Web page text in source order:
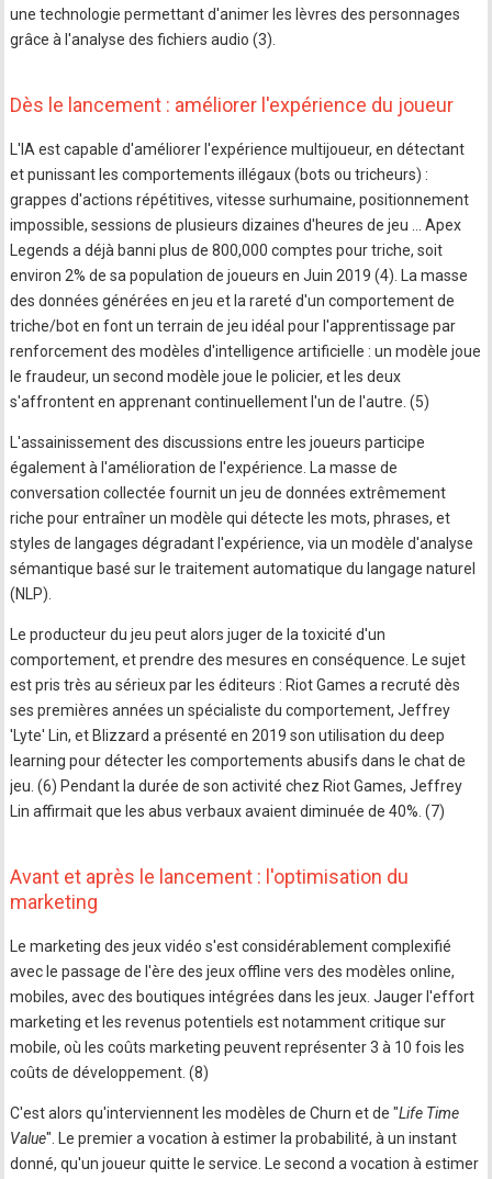
une technologie permettant d'animer les lèvres des personnages
grâce à l'analyse des fichiers audio (3).
Dès le lancement : améliorer l'expérience du joueur
L'IA est capable d'améliorer l'expérience multijoueur, en détectant
et punissant les comportements illégaux (bots ou tricheurs) :
grappes d'actions répétitives, vitesse surhumaine, positionnement
impossible, sessions de plusieurs dizaines d'heures de jeu … Apex
Legends a déjà banni plus de 800,000 comptes pour triche, soit
environ 2% de sa population de joueurs en Juin 2019 (4). La masse
des données générées en jeu et la rareté d'un comportement de
triche/bot en font un terrain de jeu idéal pour l'apprentissage par
renforcement des modèles d'intelligence artificielle : un modèle joue
le fraudeur, un second modèle joue le policier, et les deux
s'affrontent en apprenant continuellement l'un de l'autre. (5)
L'assainissement des discussions entre les joueurs participe
également à l'amélioration de l'expérience. La masse de
conversation collectée fournit un jeu de données extrêmement
riche pour entraîner un modèle qui détecte les mots, phrases, et
styles de langages dégradant l'expérience, via un modèle d'analyse
sémantique basé sur le traitement automatique du langage naturel
(NLP).
Le producteur du jeu peut alors juger de la toxicité d'un
comportement, et prendre des mesures en conséquence. Le sujet
est pris très au sérieux par les éditeurs : Riot Games a recruté dès
ses premières années un spécialiste du comportement, Jeffrey
'Lyte' Lin, et Blizzard a présenté en 2019 son utilisation du deep
learning pour détecter les comportements abusifs dans le chat de
jeu. (6) Pendant la durée de son activité chez Riot Games, Jeffrey
Lin affirmait que les abus verbaux avaient diminuée de 40%. (7)
Avant et après le lancement : l'optimisation du
marketing
Le marketing des jeux vidéo s'est considérablement complexifié
avec le passage de l'ère des jeux offline vers des modèles online,
mobiles, avec des boutiques intégrées dans les jeux. Jauger l'effort
marketing et les revenus potentiels est notamment critique sur
mobile, où les coûts marketing peuvent représenter 3 à 10 fois les
coûts de développement. (8)
C'est alors qu'interviennent les modèles de Churn et de "Life Time
Value". Le premier a vocation à estimer la probabilité, à un instant
donné, qu'un joueur quitte le service. Le second a vocation à estimer